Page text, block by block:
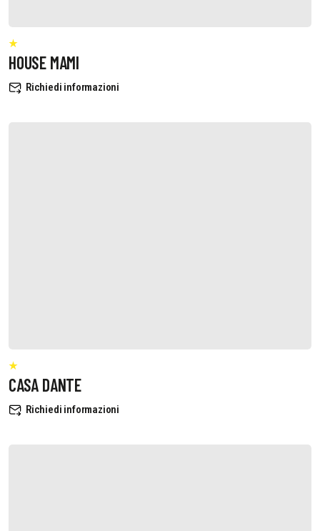
HOUSE MAMI
Richiedi informazioni
CASA DANTE
Richiedi informazioni